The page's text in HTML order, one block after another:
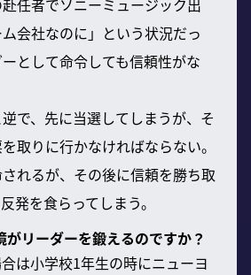
任者でソニーミュージック出
会社なのに」という状況だっ
として命令しても信頼性がな
で、先に当選してしまうが、そ
取りに行かなければならない。
れるが、その後に信頼を勝ち取
発を食らってしまう。
がリーダーを鍛えるのですか？
は小学校1年生の時にニューヨ